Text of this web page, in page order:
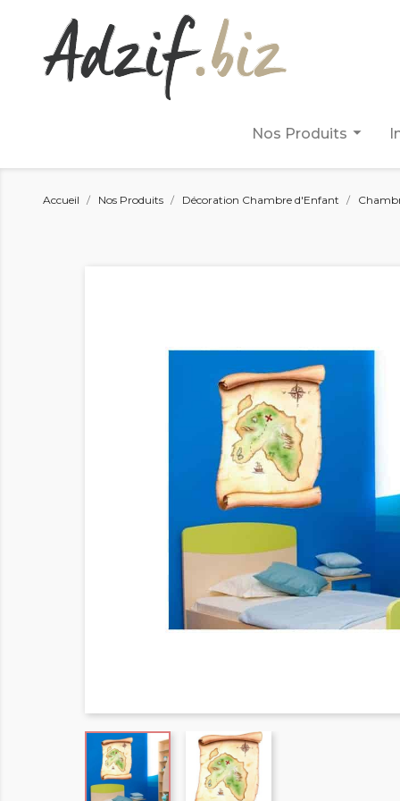
arrow_drop_down
Nos Produits
Accueil Nos Produits Décoration Chambre d'Enfant